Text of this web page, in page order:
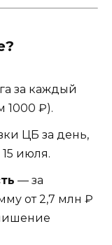
за каждый
1000 ₽).
ЦБ за день,
июля.
— за
от 2,7 млн ₽